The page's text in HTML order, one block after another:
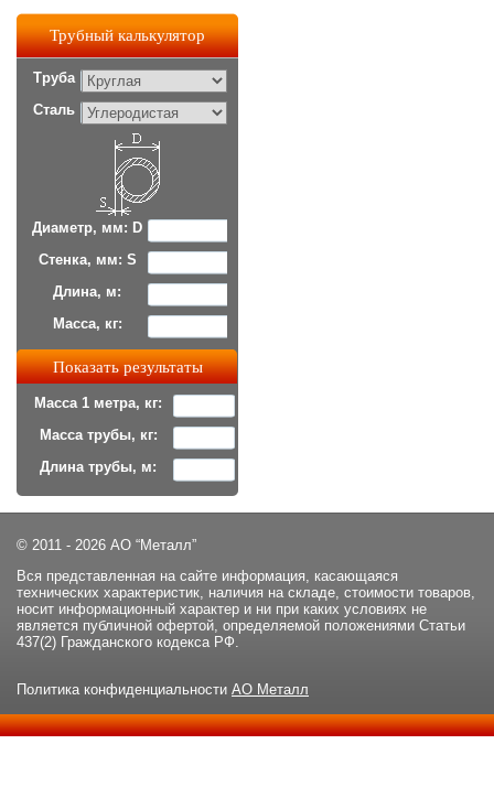
Трубный калькулятор
Труба
Сталь
Диаметр, мм: D
Стенка, мм: S
Длина, м:
Масса, кг:
Масса 1 метра, кг:
Масса трубы, кг:
Длина трубы, м:
© 2011 - 2026 АО “Металл”
Вся представленная на сайте информация, касающаяся
технических характеристик, наличия на складе, стоимости товаров,
носит информационный характер и ни при каких условиях не
является публичной офертой, определяемой положениями Статьи
437(2) Гражданского кодекса РФ.
Политика конфиденциальности АО Металл